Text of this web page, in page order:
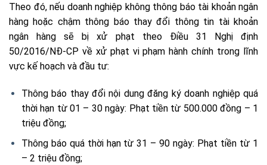
Theo đó, nếu doanh nghiệp không thông báo tài khoản ngân
hàng hoặc chậm thông báo thay đổi thông tin tài khoản
ngân hàng sẽ bị xử phạt theo Điều 31 Nghị định
50/2016/NĐ-CP về xử phạt vi phạm hành chính trong lĩnh
vực kế hoạch và đầu tư:
Thông báo thay đổi nội dung đăng ký doanh nghiệp quá
thời hạn từ 01 – 30 ngày: Phạt tiền từ 500.000 đồng – 1
triệu đồng;
Thông báo quá thời hạn từ 31 – 90 ngày: Phạt tiền từ 1
– 2 triệu đồng;